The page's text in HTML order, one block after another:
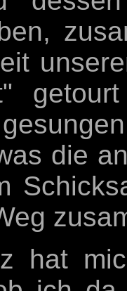
die
hat